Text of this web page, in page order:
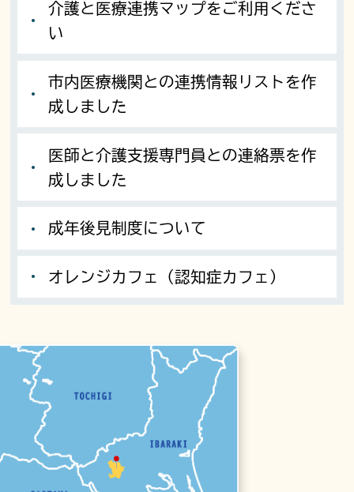
介護と医療連携マップをご利用くださ
い
市内医療機関との連携情報リストを作
成しました
医師と介護支援専門員との連絡票を作
成しました
成年後見制度について
オレンジカフェ（認知症カフェ）